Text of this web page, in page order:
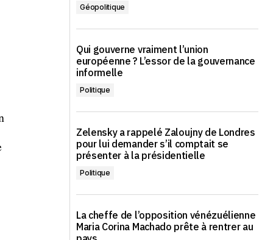
Géopolitique
Qui gouverne vraiment l’union
européenne ? L’essor de la gouvernance
informelle
Politique
Zelensky a rappelé Zaloujny de Londres
pour lui demander s’il comptait se
présenter à la présidentielle
Politique
La cheffe de l’opposition vénézuélienne
Maria Corina Machado prête à rentrer au